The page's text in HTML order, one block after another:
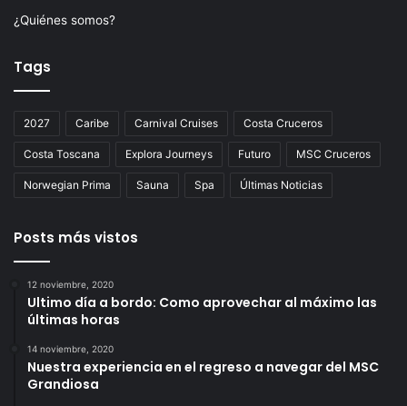
¿Quiénes somos?
Tags
2027 Caribe Carnival Cruises Costa Cruceros
Costa Toscana Explora Journeys Futuro MSC Cruceros
Norwegian Prima Sauna Spa Últimas Noticias
Posts más vistos
12 noviembre, 2020
Ultimo día a bordo: Como aprovechar al máximo las
últimas horas
14 noviembre, 2020
Nuestra experiencia en el regreso a navegar del MSC
Grandiosa